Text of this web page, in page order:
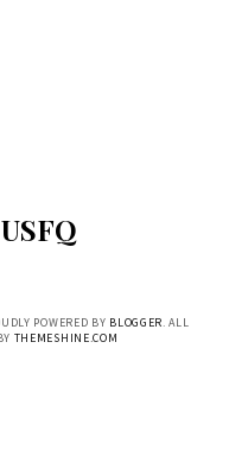
POWERED BY BLOGGER. ALL
THEMESHINE.COM